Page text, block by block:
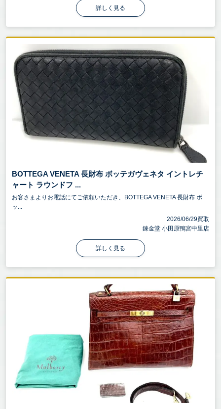
詳しく見る
BOTTEGA VENETA 長財布 ボッテガヴェネタ イントレチ
ャート ラウンドフ ...
お客さまよりお電話にてご依頼いただき、BOTTEGA VENETA 長財布 ボ
ッ...
2026/06/29買取
錬金堂 小田原鴨宮中里店
詳しく見る